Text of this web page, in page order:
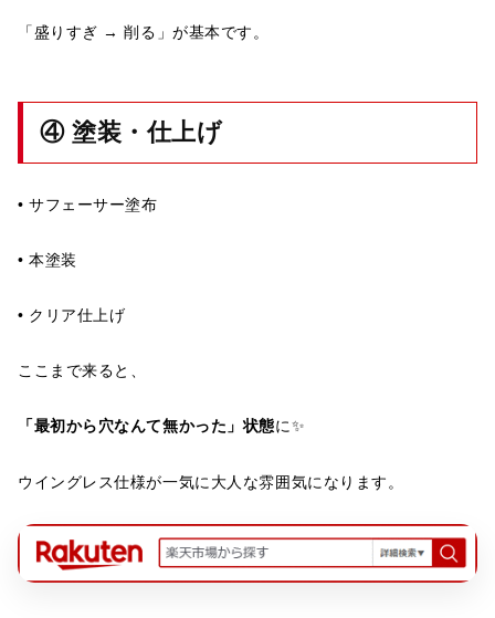
「盛りすぎ → 削る」が基本です。
④ 塗装・仕上げ
• サフェーサー塗布
• 本塗装
• クリア仕上げ
ここまで来ると、
「最初から穴なんて無かった」状態に✨
ウイングレス仕様が一気に大人な雰囲気になります。